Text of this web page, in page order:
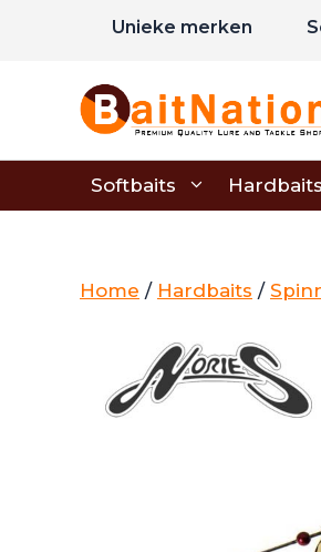
Unieke merken
Softbaits Hardbaits
Home / Hardbaits /